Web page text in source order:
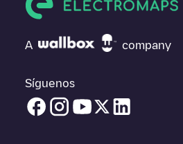
necesitas, comprueba en la parte
carga que está más cerca de tí en
para vehículos eléctricos cercanas,
parking, en superficie y la distancia
A company
Síguenos